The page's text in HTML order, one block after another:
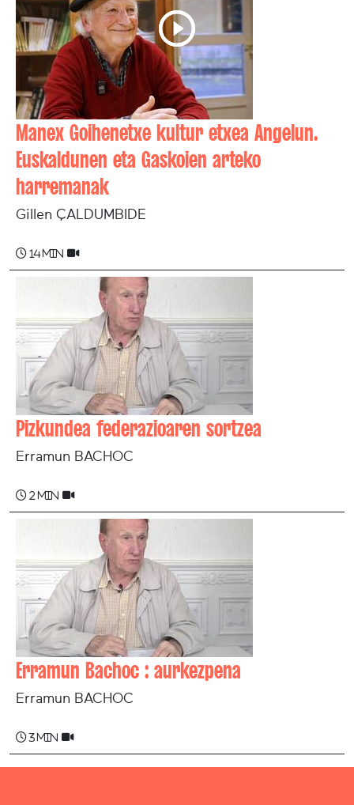
Manex Goihenetxe kultur etxea Angelun.
Euskaldunen eta Gaskoien arteko
harremanak
Gillen ÇALDUMBIDE
14 min
Pizkundea federazioaren sortzea
Erramun BACHOC
2 min
Erramun Bachoc : aurkezpena
Erramun BACHOC
3 min